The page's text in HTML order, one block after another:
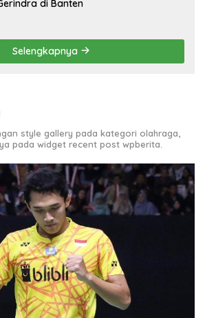
di Banten
Selengkapnya
style gallery pada kategori olahraga,
pada widget recent post wpberita.